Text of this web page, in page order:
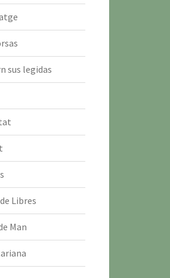
sus legidas
Libres
Man